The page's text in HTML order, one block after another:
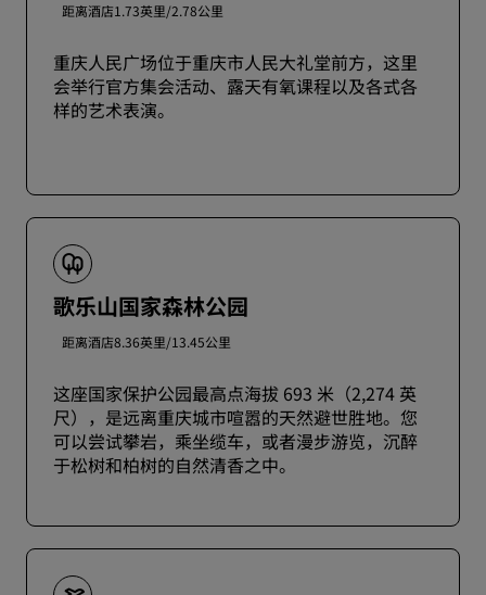
距离酒店1.73英里/2.78公里
重庆人民广场位于重庆市人民大礼堂前方，这里
会举行官方集会活动、露天有氧课程以及各式各
样的艺术表演。
歌乐山国家森林公园
距离酒店8.36英里/13.45公里
这座国家保护公园最高点海拔 693 米（2,274 英
尺），是远离重庆城市喧嚣的天然避世胜地。您
可以尝试攀岩，乘坐缆车，或者漫步游览，沉醉
于松树和柏树的自然清香之中。